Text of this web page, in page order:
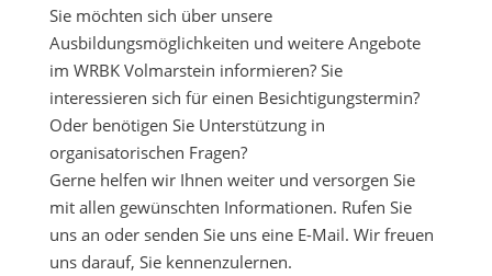
Sie möchten sich über unsere
Ausbildungsmöglichkeiten und weitere Angebote
im WRBK Volmarstein informieren? Sie
interessieren sich für einen Besichtigungstermin?
Oder benötigen Sie Unterstützung in
organisatorischen Fragen?
Gerne helfen wir Ihnen weiter und versorgen Sie
mit allen gewünschten Informationen. Rufen Sie
uns an oder senden Sie uns eine E-Mail. Wir freuen
uns darauf, Sie kennenzulernen.